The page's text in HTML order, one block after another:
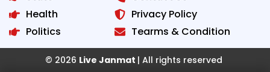
Health
Politics
Privacy Policy
Tearms & Condition
© 2026 Live Janmat | All rights reserved